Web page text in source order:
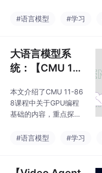
M）
程。GPU 编程与自动微
以及深度学习框架设计
原理模型训练与分布式
系统：学习高效的训练
O、FlashAttention）、
分布式训练框架（DD
P、GPipe、Megatron-
速：量化（GPTQ）、
#语言模型 #学习
大语言模型系
统：【CMU 11-
笔记02——GPU
编程基础1（GP
g Basics 1）
本文介绍了CMU 11-86
8课程中关于GPU编程
基础的内容，重点探讨
算单元及其底层算子，
了现代GPU服务器的硬
#语言模型 #学习